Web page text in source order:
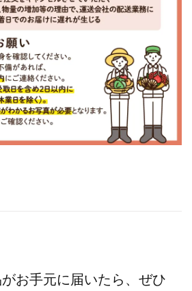
お手元に届いたら、ぜひ